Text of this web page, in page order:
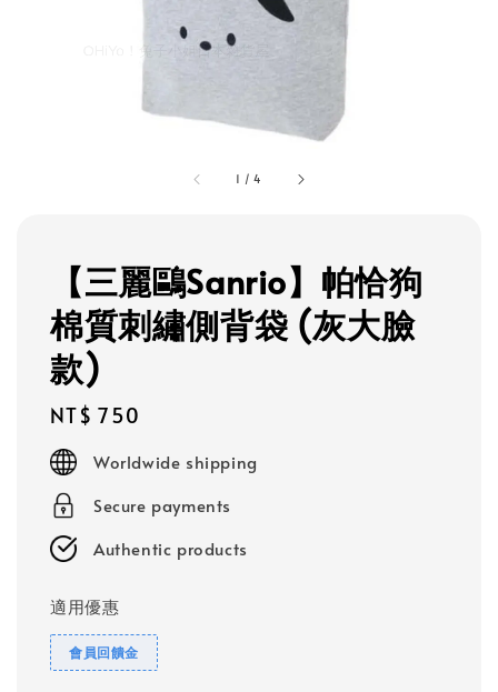
1 /4
【三麗鷗Sanrio】帕恰狗
棉質刺繡側背袋 (灰大臉
款)
Regular
price
NT$ 750
Worldwide shipping
Secure payments
Authentic products
適用優惠
會員回饋金